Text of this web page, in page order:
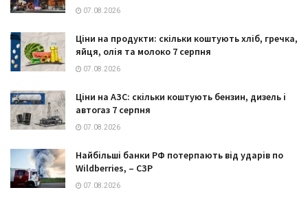
07.08.2026
Ціни на продукти: скільки коштують хліб, гречка,
яйця, олія та молоко 7 серпня
07.08.2026
Ціни на АЗС: скільки коштують бензин, дизель і
автогаз 7 серпня
07.08.2026
Найбільші банки РФ потерпають від ударів по
Wildberries, – СЗР
07.08.2026